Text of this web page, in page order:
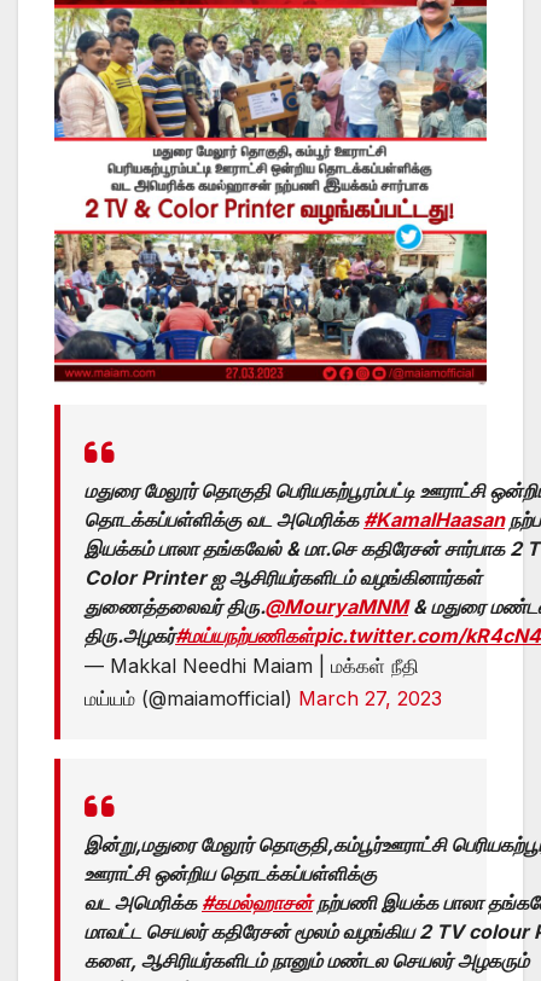
மதுரை மேலூர் தொகுதி பெரியகற்பூரம்பட்டி ஊராட்சி
தொடக்கப்பள்ளிக்கு வட அமெரிக்க #KamalHaasan
இயக்கம் பாலா தங்கவேல் & மா.செ கதிரேசன் சார்பாக 2
Color Printer ஐ ஆசிரியர்களிடம் வழங்கினார்கள்
துணைத்தலைவர் திரு.@MouryaMNM& மதுரை
திரு.அழகர்#மய்யநற்பணிகள்pic.twitter.com/
— Makkal Needhi Maiam | மக்கள் நீதி
மய்யம் (@maiamofficial) March 27, 2023
இன்று,மதுரை மேலூர் தொகுதி,கம்பூர்ஊராட்சி
ஊராட்சி ஒன்றிய தொடக்கப்பள்ளிக்கு
வட அமெரிக்க #கமல்ஹாசன்நற்பணி இயக்க பாலா
மாவட்ட செயலர் கதிரேசன் மூலம் வழங்கிய 2 TV colour
களை, ஆசிரியர்களிடம் நானும் மண்டல செயலர் அழகரும்